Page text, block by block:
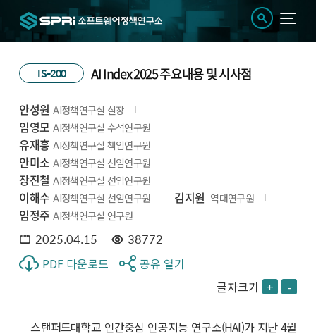
IS-200 AI Index 2025 주요내용 및 시사점
안성원 AI정책연구실 실장
임영모 AI정책연구실 수석연구원
유재흥 AI정책연구실 책임연구원
안미소 AI정책연구실 선임연구원
장진철 AI정책연구실 선임연구원
이해수 AI정책연구실 선임연구원 김지원 역대연구원
임정주 AI정책연구실 연구원
2025.04.15 38772
PDF 다운로드
공유 열기
글자크기 + -
스탠퍼드대학교 인간중심 인공지능 연구소(HAI)가 지난 4월